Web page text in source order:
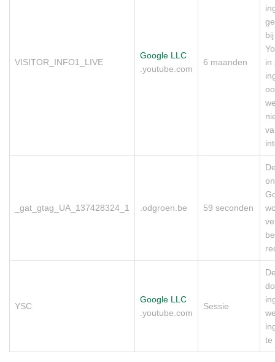
VISITOR_INFO1_LIVE
Google LLC
.youtube.com
6 maanden
in
_gat_gtag_UA_137428324_1 .odgroen.be 59 seconden
YSC
Google LLC
.youtube.com
Sessie
te